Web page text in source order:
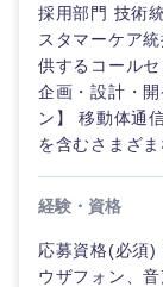
中国・
鳥取県
岡山県
山口県
採用部門 技術
スタマーケア
供するコール
企画・設計・
ン】 移動体通
を含むさまざ
経験・資格
応募資格(必須)
ウザフォン、